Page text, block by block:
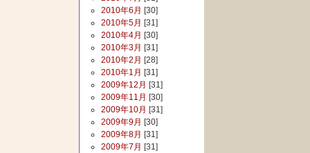
2010年6月 [30]
2010年5月 [31]
2010年4月 [30]
2010年3月 [31]
2010年2月 [28]
2010年1月 [31]
2009年12月 [31]
2009年11月 [30]
2009年10月 [31]
2009年9月 [30]
2009年8月 [31]
2009年7月 [31]